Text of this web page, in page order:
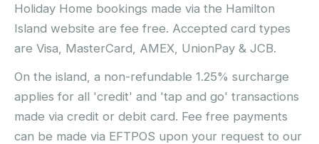
Holiday Home bookings made via the Hamilton
Island website are fee free. Accepted card types
are Visa, MasterCard, AMEX, UnionPay & JCB.
On the island, a non-refundable 1.25% surcharge
applies for all 'credit' and 'tap and go' transactions
made via credit or debit card. Fee free payments
can be made via EFTPOS upon your request to our